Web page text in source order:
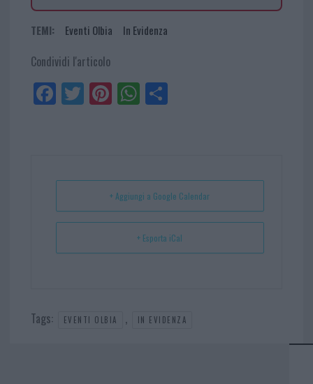
TEMI: Eventi Olbia In Evidenza
Condividi l'articolo
Fa
ce
Tw
itt
Pi
nt
t
W
ha
p
Sh
+ Aggiungi a Google Calendar
+ Esporta iCal
Tags: EVENTI OLBIA , IN EVIDENZA